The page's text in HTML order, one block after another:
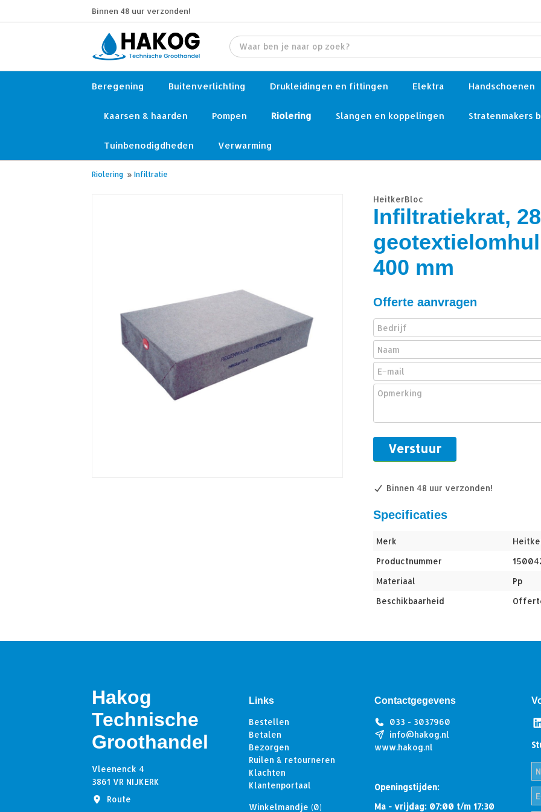
Binnen 48 uur verzonden!
Beregening Buitenverlichting Drukleidingen en fittingen Elektra Handschoenen
Kaarsen & haarden Pompen Riolering Slangen en koppelingen Stratenmakers
Tuinbenodigdheden Verwarming
Riolering » Infiltratie
HeitkerBloc
Infiltratiekrat,
400 mm
Offerte aanvragen
Binnen 48 uur verzonden!
Specificaties
Merk
Productnummer
Materiaal
Pp
Beschikbaarheid
Hakog
Technische
Groothandel
Vleenenck 4
3861 VR NIJKERK
Route
Links
Bestellen
Betalen
Bezorgen
Ruilen & retourneren
Klachten
Klantenportaal
Winkelmandje (0)
Contactgegevens
033 - 3037960
info@hakog.nl
www.hakog.nl
Openingstijden:
Ma - vrijdag: 07:00 t/m 17:30